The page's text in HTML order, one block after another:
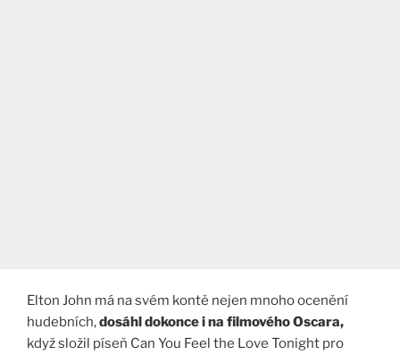
Elton John má na svém kontě nejen mnoho ocenění
hudebních,dosáhl dokonce i na filmového Oscara,
když složil píseň Can You Feel the Love Tonight pro